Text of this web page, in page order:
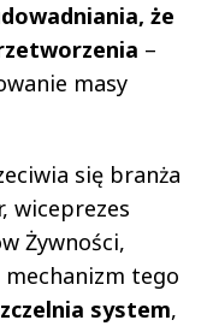
że
–
masy
się branża
wiceprezes
Żywności,
mechanizm tego
system,